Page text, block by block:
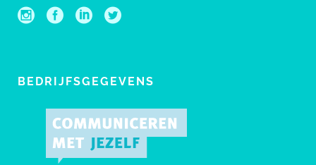
BEDRIJFSGEGEVENS